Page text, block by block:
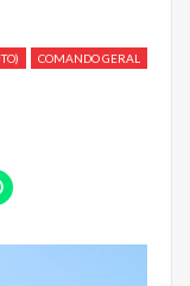
COMANDO GERAL